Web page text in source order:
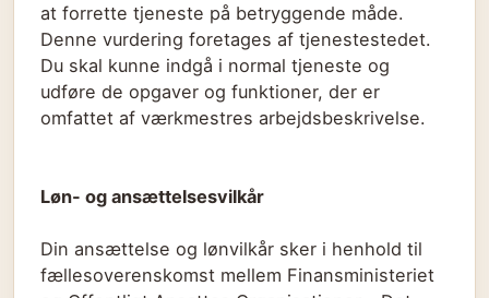
at forrette tjeneste på betryggende måde.
Denne vurdering foretages af tjenestestedet.
Du skal kunne indgå i normal tjeneste og
udføre de opgaver og funktioner, der er
omfattet af værkmestres arbejdsbeskrivelse.
Løn- og ansættelsesvilkår
Din ansættelse og lønvilkår sker i henhold til
fællesoverenskomst mellem Finansministeriet